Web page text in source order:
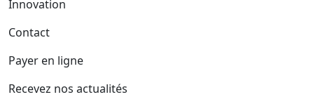
Innovation
Contact
Payer en ligne
Recevez nos actualités